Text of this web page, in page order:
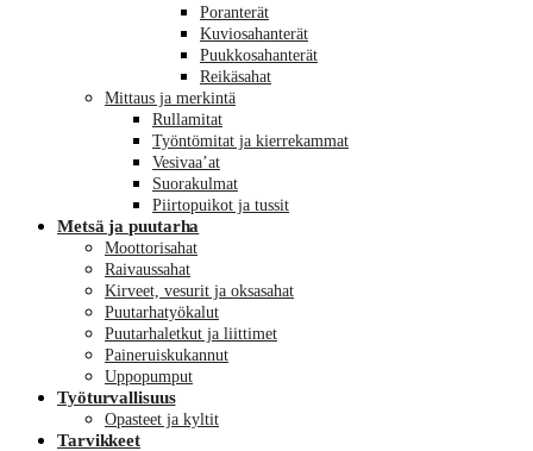
Poranterät
Kuviosahanterät
Puukkosahanterät
Reikäsahat
Mittaus ja merkintä
Rullamitat
Työntömitat ja kierrekammat
Vesivaa’at
Suorakulmat
Piirtopuikot ja tussit
Metsä ja puutarha
Moottorisahat
Raivaussahat
Kirveet, vesurit ja oksasahat
Puutarhatyökalut
Puutarhaletkut ja liittimet
Paineruiskukannut
Uppopumput
Työturvallisuus
Opasteet ja kyltit
Tarvikkeet